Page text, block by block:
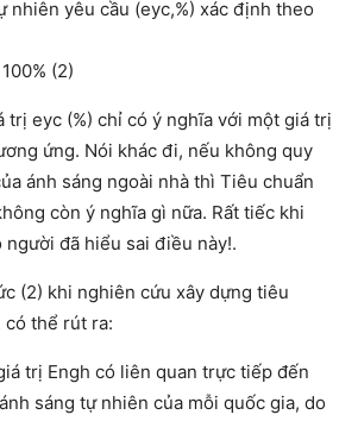
nhiên yêu cầu (eyc,%) xác định theo
(2)
trị eyc (%) chỉ có ý nghĩa với một giá trị
ứng. Nói khác đi, nếu không quy
ánh sáng ngoài nhà thì Tiêu chuẩn
còn ý nghĩa gì nữa. Rất tiếc khi
người đã hiểu sai điều này!.
(2) khi nghiên cứu xây dựng tiêu
có thể rút ra:
trị Engh có liên quan trực tiếp đến
sáng tự nhiên của mỗi quốc gia, do